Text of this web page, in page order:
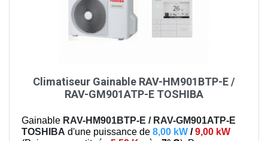
Climatiseur Gainable RAV-HM901BTP-E /
RAV-GM901ATP-E TOSHIBA
Gainable RAV-HM901BTP-E / RAV-GM901ATP-E
TOSHIBA d'une puissance de 8,00 kW /9,00 kW